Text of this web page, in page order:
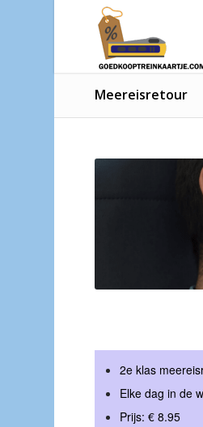
Meereisretour
2e klas
Elke dag in de
Prijs: € 8.95